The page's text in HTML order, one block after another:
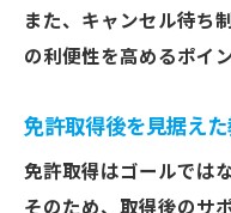
また、キャンセル待ち
の利便性を高めるポイン
免許取得後を見据え
免許取得はゴールでは
そのため、取得後のサ